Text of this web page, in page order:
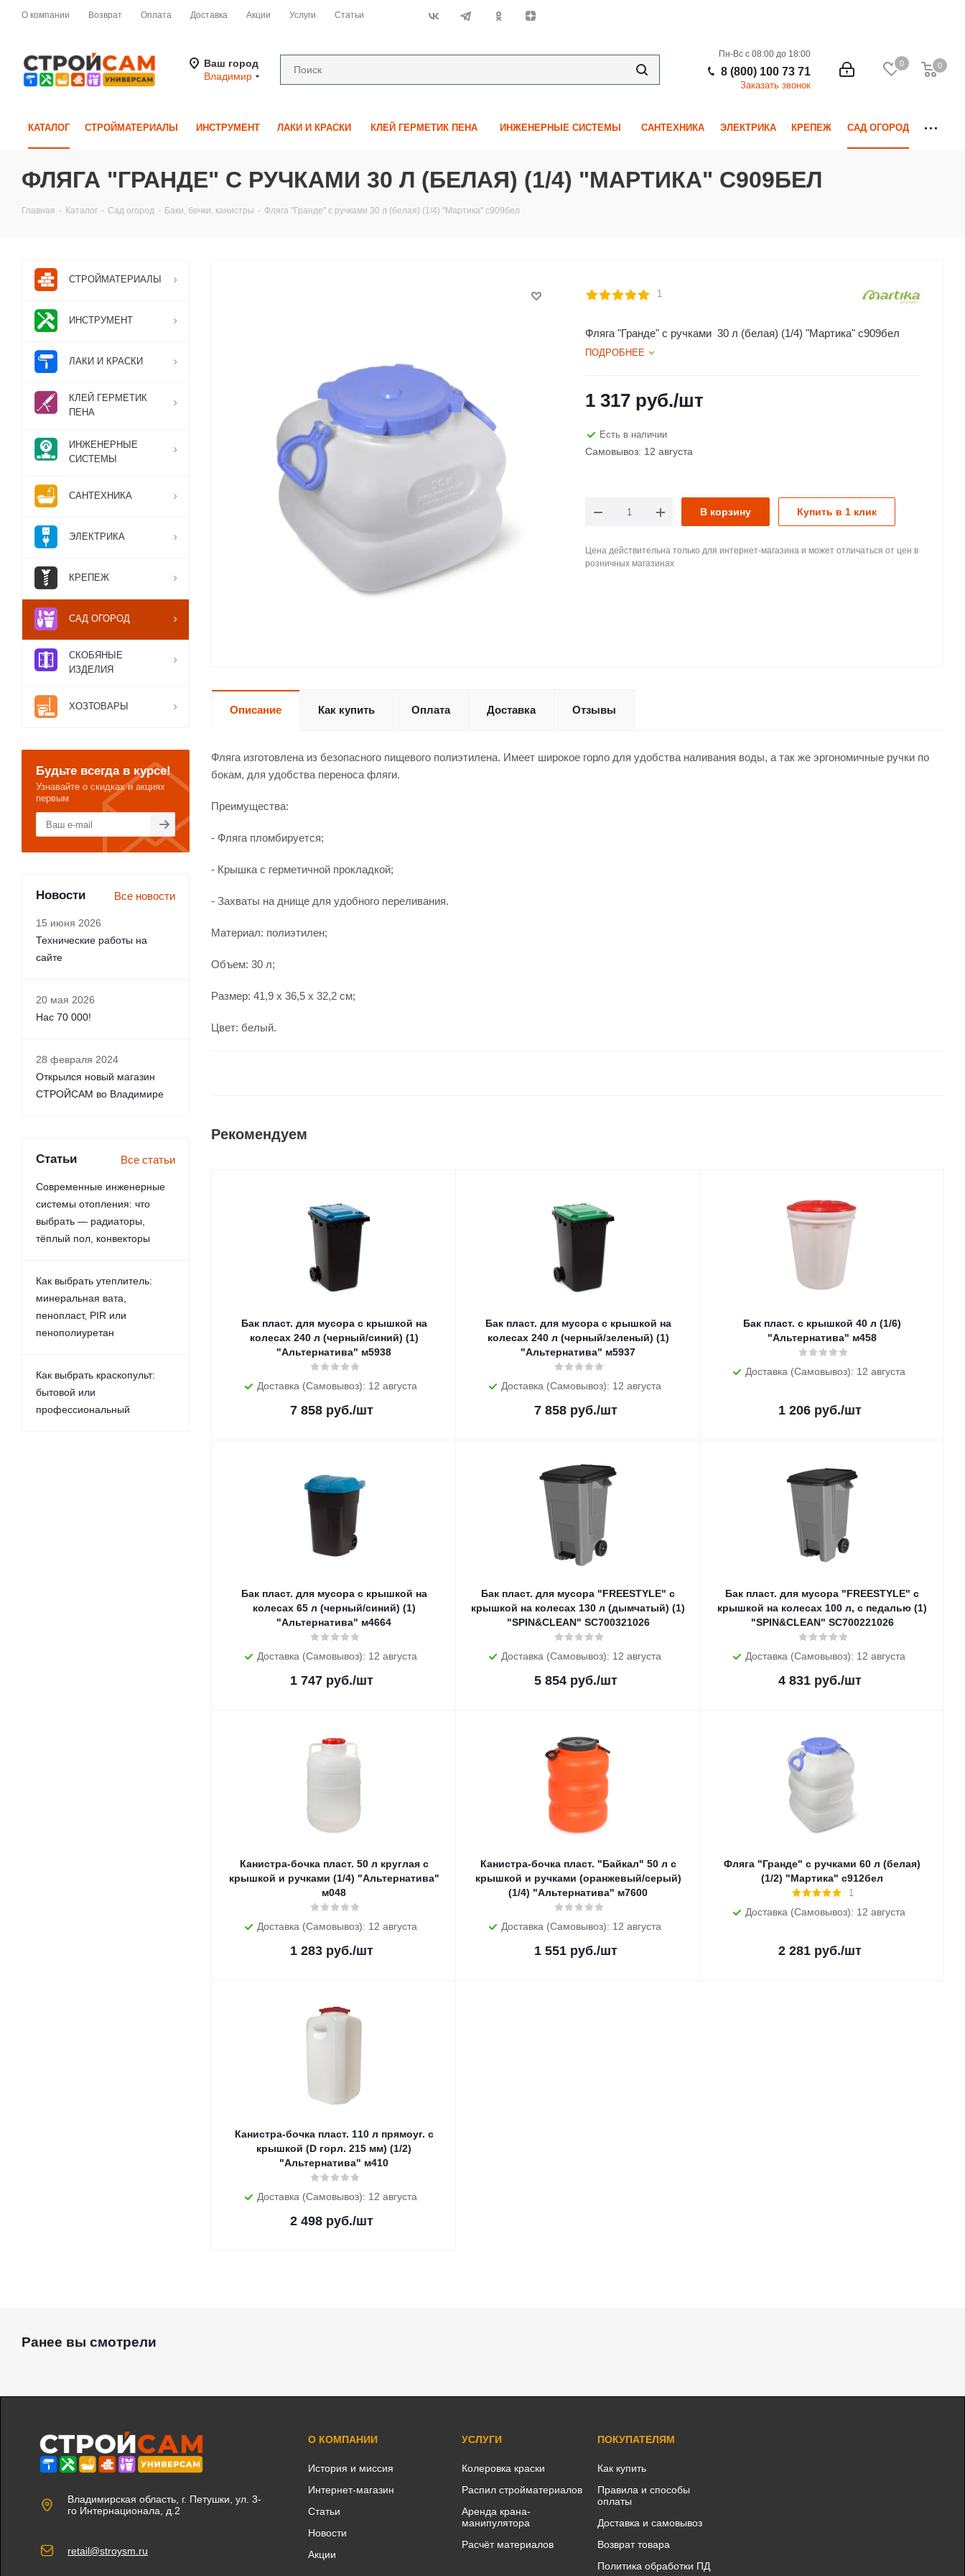
О компании Возврат Оплата Доставка Акции Услуги Статьи
Ваш город
Владимир
0 0
0
Пн-Вс с 08:00 до 18:00
8 (800) 100 73 71
Заказать звонок
КАТАЛОГ СТРОЙМАТЕРИАЛЫ ИНСТРУМЕНТ ЛАКИ И КРАСКИ КЛЕЙ ГЕРМЕТИК ПЕНА ИНЖЕНЕРНЫЕ СИСТЕМЫ САНТЕХНИКА ЭЛЕКТРИКА КРЕПЕЖ САД ОГОРОД
ФЛЯГА "ГРАНДЕ" С РУЧКАМИ 30 Л (БЕЛАЯ) (1/4) "МАРТИКА" С909БЕЛ
Главная - Каталог - Сад огород - Баки, бочки, канистры - Фляга "Гранде" с ручками 30 л (белая) (1/4) "Мартика" с909бел
1
Фляга "Гранде" с ручками 30 л (белая) (1/4) "Мартика" с909бел
ПОДРОБНЕЕ
1 317 руб./шт
Есть в наличии
Самовывоз: 12 августа
В корзину Купить в 1 клик
Цена действительна только для интернет-магазина и может отличаться от цен в
розничных магазинах
Описание Как купить Оплата Доставка Отзывы
Фляга изготовлена из безопасного пищевого полиэтилена. Имеет широкое горло для удобства наливания воды, а так же эргономичные ручки по
бокам, для удобства переноса фляги.
Преимущества:
- Фляга пломбируется;
- Крышка с герметичной прокладкой;
- Захваты на днище для удобного переливания.
Материал: полиэтилен;
Объем: 30 л;
Размер: 41,9 x 36,5 x 32,2 см;
Цвет: белый.
Рекомендуем
Бак пласт. для мусора с крышкой на
колесах 240 л (черный/синий) (1)
"Альтернатива" м5938
Доставка (Самовывоз): 12 августа
7 858руб./шт
Бак пласт. для мусора с крышкой на
колесах 240 л (черный/зеленый) (1)
"Альтернатива" м5937
Доставка (Самовывоз): 12 августа
7 858руб./шт
Бак пласт. с крышкой 40 л (1/6)
"Альтернатива" м458
Доставка (Самовывоз): 12 августа
1 206руб./шт
Бак пласт. для мусора с крышкой на
колесах 65 л (черный/синий) (1)
"Альтернатива" м4664
Доставка (Самовывоз): 12 августа
1 747руб./шт
Бак пласт. для мусора "FREESTYLE" с
крышкой на колесах 130 л (дымчатый) (1)
"SPIN&CLEAN" SC700321026
Доставка (Самовывоз): 12 августа
5 854руб./шт
Бак пласт. для мусора "FREESTYLE" с
крышкой на колесах 100 л, с педалью (1)
"SPIN&CLEAN" SC700221026
Доставка (Самовывоз): 12 августа
4 831руб./шт
Канистра-бочка пласт. 50 л круглая с
крышкой и ручками (1/4) "Альтернатива"
м048
Доставка (Самовывоз): 12 августа
1 283руб./шт
Канистра-бочка пласт. "Байкал" 50 л с
крышкой и ручками (оранжевый/серый)
(1/4) "Альтернатива" м7600
Доставка (Самовывоз): 12 августа
1 551руб./шт
Фляга "Гранде" с ручками 60 л (белая)
(1/2) "Мартика" с912бел
1
Доставка (Самовывоз): 12 августа
2 281руб./шт
Канистра-бочка пласт. 110 л прямоуг. с
крышкой (D горл. 215 мм) (1/2)
"Альтернатива" м410
Доставка (Самовывоз): 12 августа
2 498руб./шт
СТРОЙМАТЕРИАЛЫ
ИНСТРУМЕНТ
ЛАКИ И КРАСКИ
КЛЕЙ ГЕРМЕТИК
ПЕНА
ИНЖЕНЕРНЫЕ
СИСТЕМЫ
САНТЕХНИКА
ЭЛЕКТРИКА
КРЕПЕЖ
САД ОГОРОД
СКОБЯНЫЕ
ИЗДЕЛИЯ
ХОЗТОВАРЫ
Будьте всегда в курсе!
Узнавайте о скидках и акциях
первым
Новости Все новости
15 июня 2026
Технические работы на
сайте
20 мая 2026
Нас 70 000!
28 февраля 2024
Открылся новый магазин
СТРОЙСАМ во Владимире
Статьи Все статьи
Современные инженерные
системы отопления: что
выбрать — радиаторы,
тёплый пол, конвекторы
Как выбрать утеплитель:
минеральная вата,
пенопласт, PIR или
пенополиуретан
Как выбрать краскопульт:
бытовой или
профессиональный
Ранее вы смотрели
Владимирская область, г. Петушки, ул. 3-
го Интернационала, д.2
retail@stroysm.ru
О КОМПАНИИ
История и миссия
Интернет-магазин
Статьи
Новости
Акции
УСЛУГИ
Колеровка краски
Распил стройматериалов
Аренда крана-
манипулятора
Расчёт материалов
ПОКУПАТЕЛЯМ
Как купить
Правила и способы
оплаты
Доставка и самовывоз
Возврат товара
Политика обработки ПД